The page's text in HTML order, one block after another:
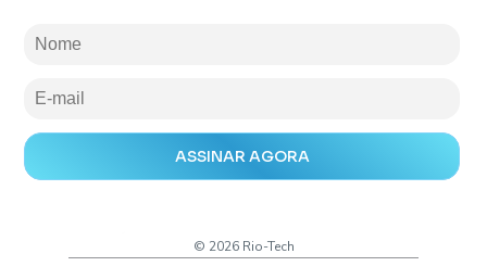
© 2026 Rio-Tech